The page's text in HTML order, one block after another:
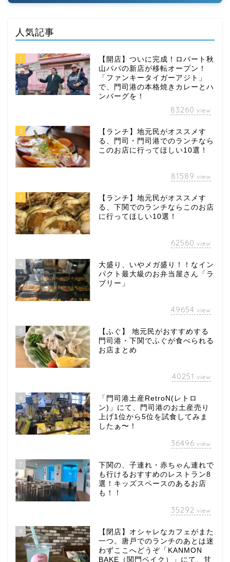
人気記事
1
【開店】ついに完成！ロバート秋
山パパの新店が移転オープン！
「ファンキータイガーアジト」
で、門司港の本格焼きカレーとハ
ンバーグを！
83260 view
2
【ランチ】地元民がオススメす
る、門司・門司港でのランチなら
このお店に行ってほしい10選！
81589 view
3
【ランチ】地元民がオススメす
る、下関でのランチならこのお店
に行ってほしい10選！
62560 view
4
大盛り、いやメガ盛り！！なイン
パクト最大級のお弁当屋さん「ラ
ブリー」
49654 view
5
【ふぐ】 地元民がおすすめする
門司港・下関でふぐが食べられる
お店まとめ
40251 view
6
「門司港土産RetroN(レトロ
ン)」にて、門司港のお土産売り
上げ1位から5位を試食してみま
したぁ〜！
36496 view
7
下関の、子連れ・赤ちゃん連れで
も行けるおすすめのレストラン8
選！キッズスペースのあるお店
も！！
35292 view
8
【閉店】オシャレなカフェがまた
一つ。唐戸でのランチのあとは迷
わずここへどうぞ「KANMON
BAKE（関門ベイク）」にて、甘